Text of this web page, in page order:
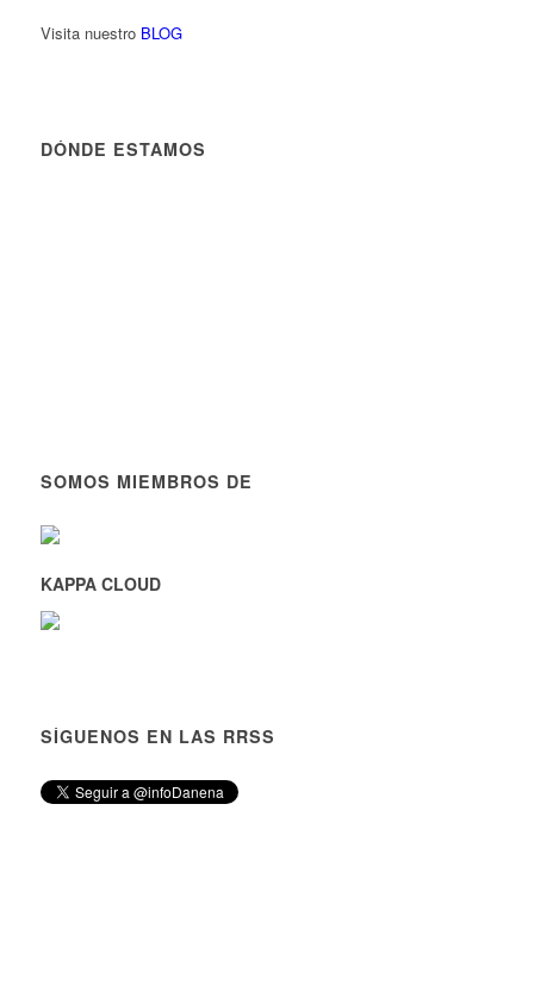
Visita nuestro BLOG
DÓNDE ESTAMOS
SOMOS MIEMBROS DE
KAPPA CLOUD
SÍGUENOS EN LAS RRSS